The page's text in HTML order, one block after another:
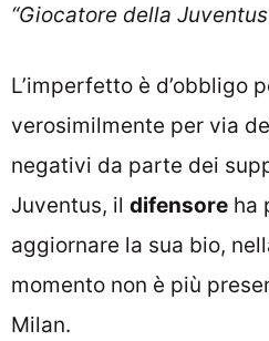
“Giocatore della
L’imperfetto è d’obbligo
verosimilmente per via
negativi da parte dei
Juventus, il difensore ha
aggiornare la sua bio,
momento non è più
Milan.